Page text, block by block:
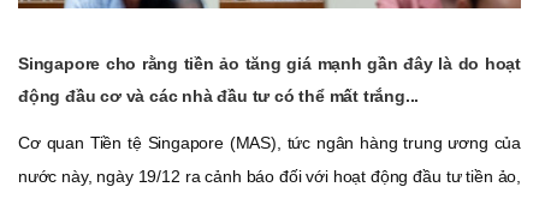
Singapore cho rằng tiền ảo tăng giá mạnh gần đây là do hoạt
động đầu cơ và các nhà đầu tư có thể mất trắng...
Cơ quan Tiền tệ Singapore (MAS), tức ngân hàng trung ương của
nước này, ngày 19/12 ra cảnh báo đối với hoạt động đầu tư tiền ảo,